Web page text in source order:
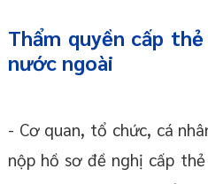
Thẩm quyền cấp
nước ngoài
- Cơ quan, tổ chức, cá
nộp hồ sơ đề nghị cấp